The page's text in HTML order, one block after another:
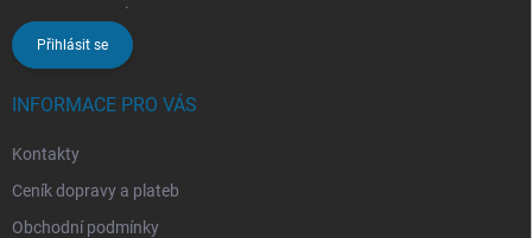
Přihlásit se
INFORMACE PRO VÁS
Kontakty
Ceník dopravy a plateb
Obchodní podmínky